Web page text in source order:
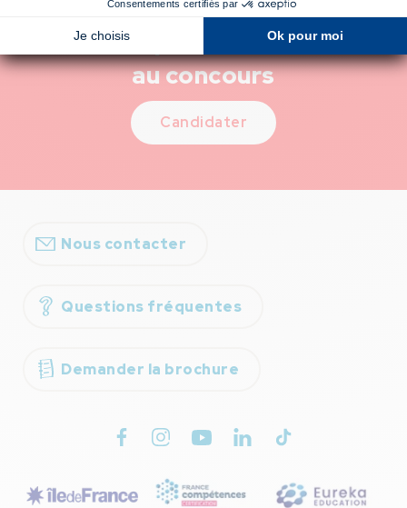
Me pré-inscrire
au concours
Candidater
Nous contacter
Questions fréquentes
Demander la brochure